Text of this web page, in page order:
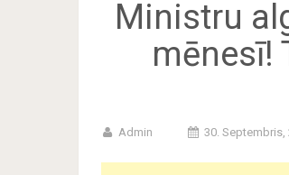
Ministru
mēnesī!
Admin 30. Septembris,